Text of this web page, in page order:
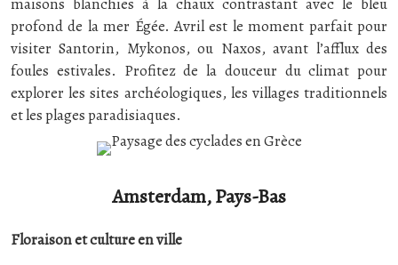
profond de la mer Égée. Avril est le moment parfait pour
visiter Santorin, Mykonos, ou Naxos, avant l’afflux des
foules estivales. Profitez de la douceur du climat pour
explorer les sites archéologiques, les villages traditionnels
et les plages paradisiaques.
Amsterdam, Pays-Bas
Floraison et culture en ville